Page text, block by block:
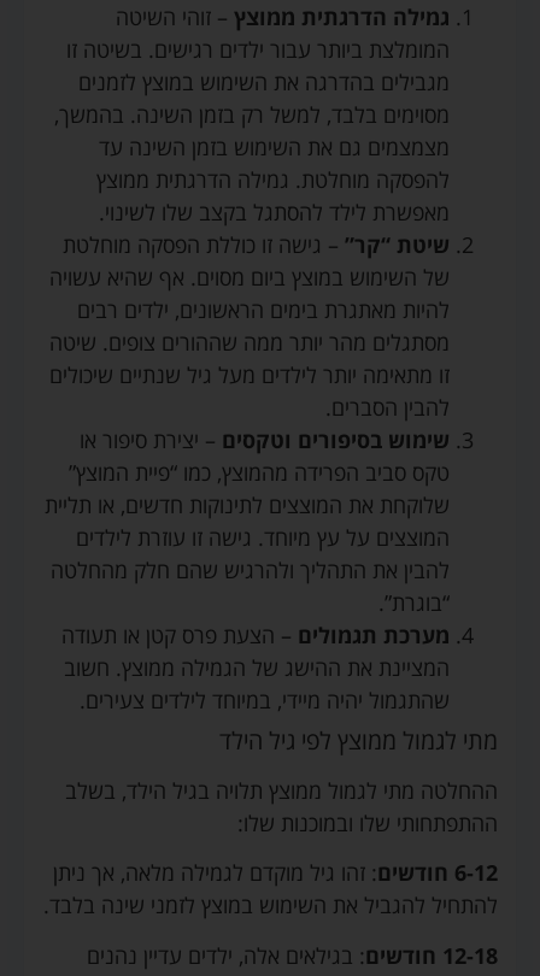
גמילה הדרגתית ממוצץ – זוהי השיטה
המומלצת ביותר עבור ילדים רגישים. בשיטה זו
מגבילים בהדרגה את השימוש במוצץ לזמנים
מסוימים בלבד, למשל רק בזמן השינה. בהמשך,
מצמצמים גם את השימוש בזמן השינה עד
להפסקה מוחלטת. גמילה הדרגתית ממוצץ
מאפשרת לילד להסתגל בקצב שלו לשינוי.
שיטת “קר” – גישה זו כוללת הפסקה מוחלטת
של השימוש במוצץ ביום מסוים. אף שהיא עשויה
להיות מאתגרת בימים הראשונים, ילדים רבים
מסתגלים מהר יותר ממה שההורים צופים. שיטה
זו מתאימה יותר לילדים מעל גיל שנתיים שיכולים
להבין הסברים.
שימוש בסיפורים וטקסים – יצירת סיפור או
טקס סביב הפרידה מהמוצץ, כמו “פיית המוצץ”
שלוקחת את המוצצים לתינוקות חדשים, או תליית
המוצצים על עץ מיוחד. גישה זו עוזרת לילדים
להבין את התהליך ולהרגיש שהם חלק מהחלטה
“בוגרת”.
מערכת תגמולים – הצעת פרס קטן או תעודה
המציינת את ההישג של הגמילה ממוצץ. חשוב
שהתגמול יהיה מיידי, במיוחד לילדים צעירים.
מתי לגמול ממוצץ לפי גיל הילד
ההחלטה מתי לגמול ממוצץ תלויה בגיל הילד, בשלב
ההתפתחותי שלו ובמוכנות שלו:
6-12 חודשים
: זהו גיל מוקדם לגמילה מלאה, אך ניתן
להתחיל להגביל את השימוש במוצץ לזמני שינה בלבד.
12-18 חודשים
: בגילאים אלה, ילדים עדיין נהנים